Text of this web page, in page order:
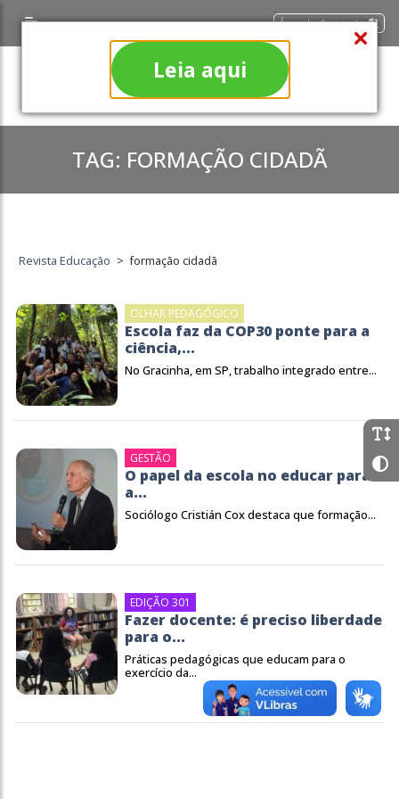
Leia aqui
Área do Assinante
TAG: FORMAÇÃO CIDADÃ
Revista Educação > formação cidadã
OLHAR PEDAGÓGICO
Escola faz da COP30 ponte para a
ciência,...
No Gracinha, em SP, trabalho integrado entre...
GESTÃO
O papel da escola no educar para
a...
Sociólogo Cristián Cox destaca que formação...
EDIÇÃO 301
Fazer docente: é preciso liberdade
para o...
Práticas pedagógicas que educam para o
exercício da...